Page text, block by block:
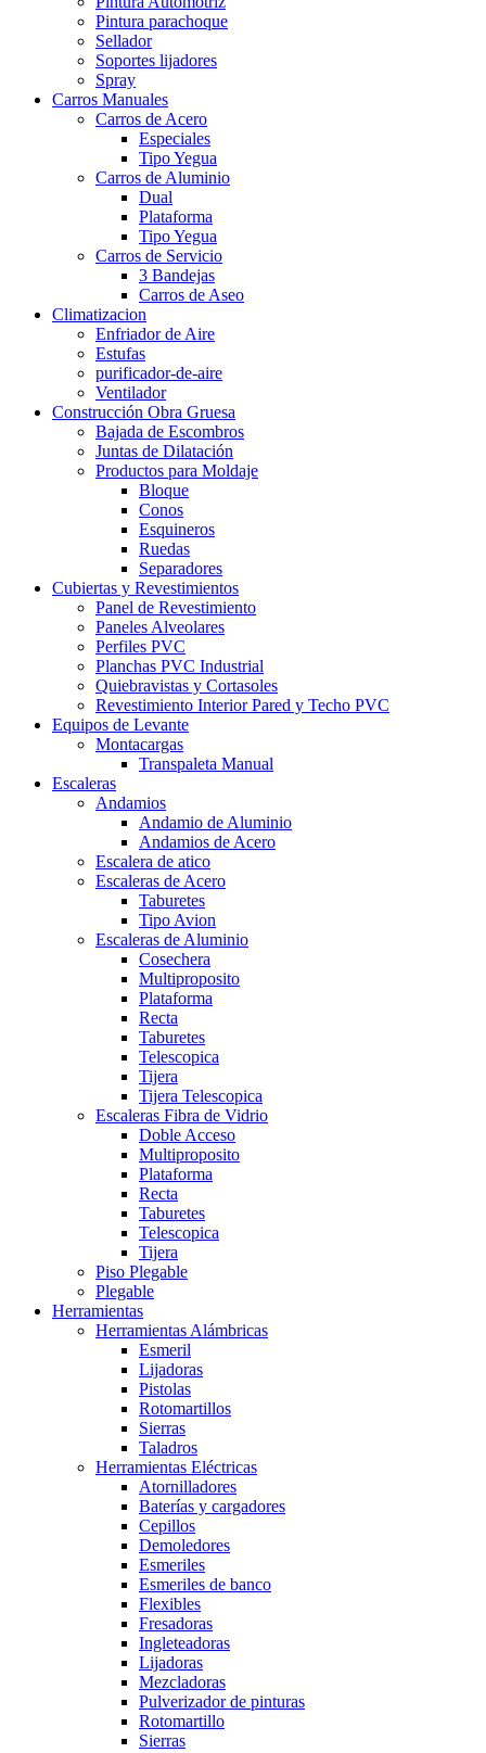
Pintura parachoque
Sellador
Soportes lijadores
Spray
Carros Manuales
Carros de Acero
Especiales
Tipo Yegua
Carros de Aluminio
Dual
Plataforma
Tipo Yegua
Carros de Servicio
3 Bandejas
Carros de Aseo
Climatizacion
Enfriador de Aire
Estufas
purificador-de-aire
Ventilador
Construcción Obra Gruesa
Bajada de Escombros
Juntas de Dilatación
Productos para Moldaje
Bloque
Conos
Esquineros
Ruedas
Separadores
Cubiertas y Revestimientos
Panel de Revestimiento
Paneles Alveolares
Perfiles PVC
Planchas PVC Industrial
Quiebravistas y Cortasoles
Revestimiento Interior Pared y Techo PVC
Equipos de Levante
Montacargas
Transpaleta Manual
Escaleras
Andamios
Andamio de Aluminio
Andamios de Acero
Escalera de atico
Escaleras de Acero
Taburetes
Tipo Avion
Escaleras de Aluminio
Cosechera
Multiproposito
Plataforma
Recta
Taburetes
Telescopica
Tijera
Tijera Telescopica
Escaleras Fibra de Vidrio
Doble Acceso
Multiproposito
Plataforma
Recta
Taburetes
Telescopica
Tijera
Piso Plegable
Plegable
Herramientas
Herramientas Alámbricas
Esmeril
Lijadoras
Pistolas
Rotomartillos
Sierras
Taladros
Herramientas Eléctricas
Atornilladores
Baterías y cargadores
Cepillos
Demoledores
Esmeriles
Esmeriles de banco
Flexibles
Fresadoras
Ingleteadoras
Lijadoras
Mezcladoras
Pulverizador de pinturas
Rotomartillo
Sierras